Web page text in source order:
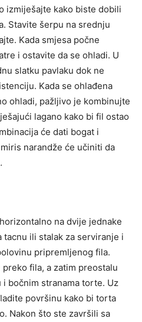
izmiješajte kako biste dobili
Stavite šerpu na srednju
Kada smjesa počne
i ostavite da se ohladi. U
slatku pavlaku dok ne
Kada se ohlađena
ohladi, pažljivo je kombinujte
lagano kako bi fil ostao
će dati bogat i
narandže će učiniti da
na dvije jednake
ili stalak za serviranje i
pripremljenog fila.
fila, a zatim preostalu
bočnim stranama torte. Uz
površinu kako bi torta
Nakon što ste završili sa